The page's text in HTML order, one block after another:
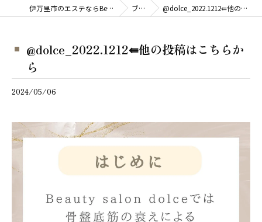
伊万里市のエステならBeauty salon dolce ブログ @dolce_2022.1212⇚他の投稿はこちらから
@dolce_2022.1212⇚他の投稿はこちらか
ら
2024/05/06